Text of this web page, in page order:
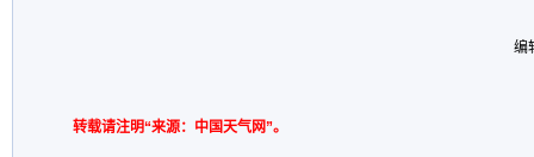
编
转载请注明“来源：中国天气网”。